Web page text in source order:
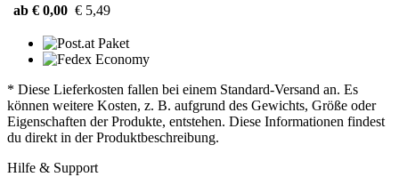
ab € 0,00 € 5,49
* Diese Lieferkosten fallen bei einem Standard-Versand an. Es
können weitere Kosten, z. B. aufgrund des Gewichts, Größe oder
Eigenschaften der Produkte, entstehen. Diese Informationen findest
du direkt in der Produktbeschreibung.
Hilfe & Support